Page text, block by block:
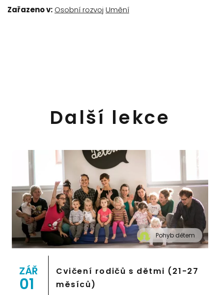
Zařazeno v: Osobní rozvoj Umění
Další lekce
" alt="Cvičení pro děti "Pohyb dětem", Praha 2,
Prostor 8">
Pohyb dětem
ZÁŘ
01
Cvičení rodičů s dětmi (21-27
měsíců)